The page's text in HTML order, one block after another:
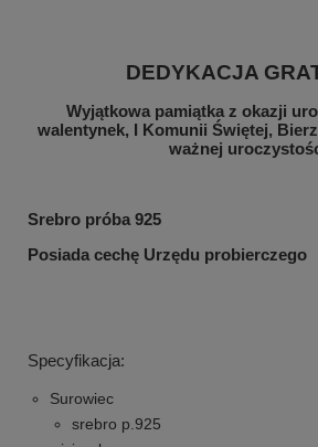
DEDYKACJA
Wyjątkowa pamiątka z okazji
walentynek, I Komunii Świętej,
ważnej
Srebro próba 925
Posiada cechę Urzędu probierczego
Specyfikacja:
Surowiec
srebro p.925